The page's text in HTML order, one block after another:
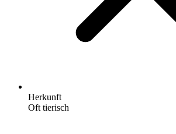
Herkunft
Oft tierisch